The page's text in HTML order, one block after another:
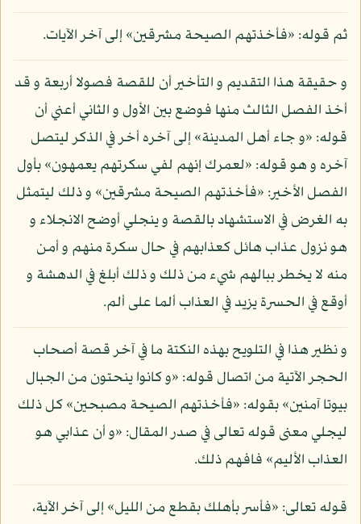
ثم قوله: «فأخذتهم الصيحة مشرقين» إلى آخر الآيات.
و حقيقة هذا التقديم و التأخير أن للقصة فصولا أربعة و قد
أخذ الفصل الثالث منها فوضع بين الأول و الثاني أعني أن
قوله: «و جاء أهل المدينة» إلى آخره أخر في الذكر ليتصل
آخره و هو قوله: «لعمرك إنهم لفي سكرتهم يعمهون» بأول
الفصل الأخير: «فأخذتهم الصيحة مشرقين» و ذلك ليتمثل
به الغرض في الاستشهاد بالقصة و ينجلي أوضح الانجلاء و
هو نزول عذاب هائل كعذابهم في حال سكرة منهم و أمن
منه لا يخطر ببالهم شيء من ذلك و ذلك أبلغ في الدهشة و
أوقع في الحسرة يزيد في العذاب ألما على ألم.
و نظير هذا في التلويح بهذه النكتة ما في آخر قصة أصحاب
الحجر الآتية من اتصال قوله: «و كانوا ينحتون من الجبال
بيوتا آمنين» بقوله: «فأخذتهم الصيحة مصبحين» كل ذلك
ليجلي معنى قوله تعالى في صدر المقال: «و أن عذابي هو
العذاب الأليم» فافهم ذلك.
قوله تعالى: «فأسر بأهلك بقطع من الليل» إلى آخر الآية،